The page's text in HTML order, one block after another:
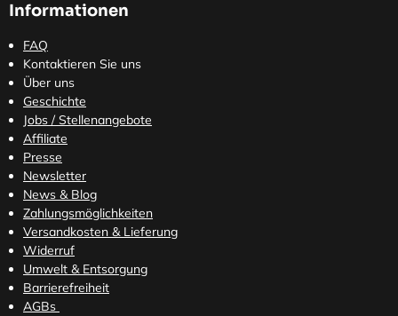
Informationen
FAQ
Kontaktieren Sie uns
Über uns
Geschichte
Jobs / Stellenangebote
Affiliate
Presse
Newsletter
News & Blog
Zahlungsmöglichkeiten
Versandkosten & Lieferung
Widerruf
Umwelt & Entsorgung
Barrierefreiheit
AGBs